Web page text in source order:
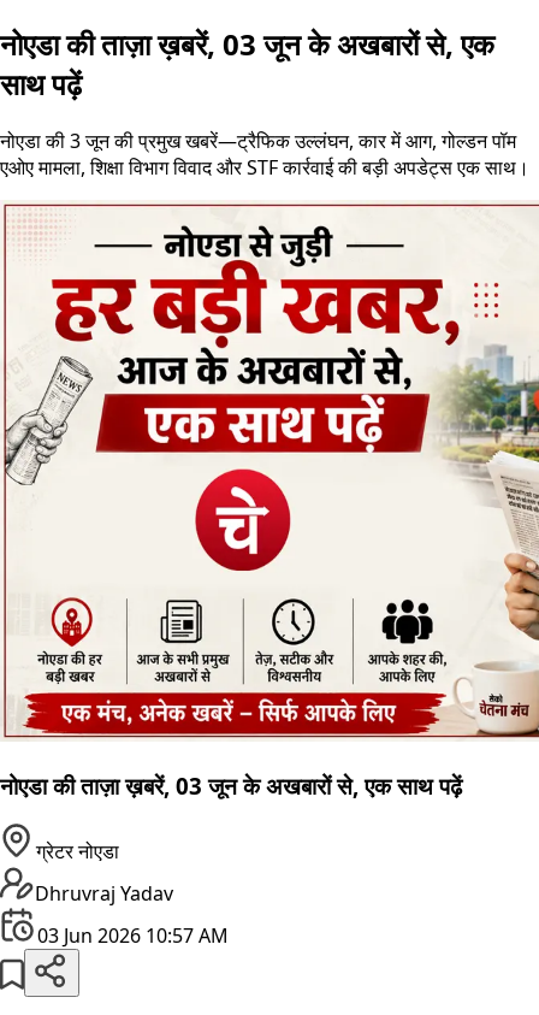
नोएडा की ताज़ा ख़बरें, 03 जून के अखबारों से, एक
साथ पढ़ें
नोएडा की 3 जून की प्रमुख खबरें—ट्रैफिक उल्लंघन, कार में आग, गोल्डन पॉम
एओए मामला, शिक्षा विभाग विवाद और STF कार्रवाई की बड़ी अपडेट्स एक साथ।
नोएडा की ताज़ा ख़बरें, 03 जून के अखबारों से, एक साथ पढ़ें
ग्रेटर नोएडा
Dhruvraj Yadav
03 Jun 2026 10:57 AM